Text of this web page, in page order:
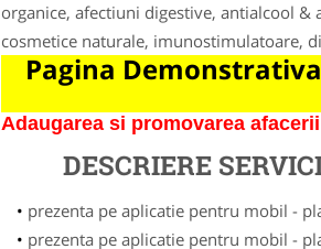
organice, afectiuni digestive, antialcool
cosmetice naturale, imunostimulatoare,
Pagina
Adaugarea si promovarea
DESCRIERE
prezenta pe aplicatie pentru mobil -
prezenta pe aplicatie pentru mobil -